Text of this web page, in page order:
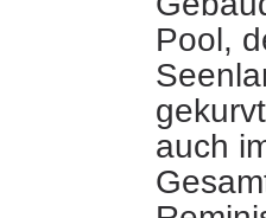
Pool,
auch